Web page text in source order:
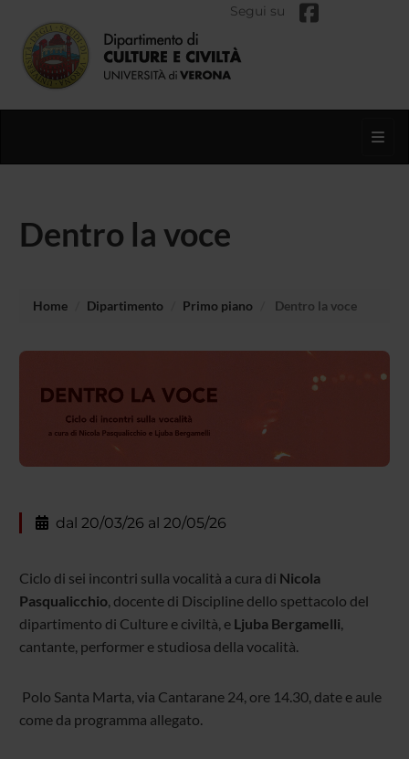
Segui su
Dentro la voce
Home Dipartimento Primo piano Dentro la voce
dal 20/03/26 al 20/05/26
Ciclo di sei incontri sulla vocalità a cura di Nicola
Pasqualicchio, docente di Discipline dello spettacolo del
dipartimento di Culture e civiltà, e Ljuba Bergamelli,
cantante, performer e studiosa della vocalità.
Polo Santa Marta, via Cantarane 24, ore 14.30, date e aule
come da programma allegato.